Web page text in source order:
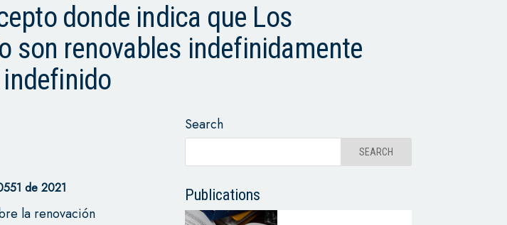
donde indica que Los
son renovables indefinidamente
de 2021
la renovación
Search
Publications